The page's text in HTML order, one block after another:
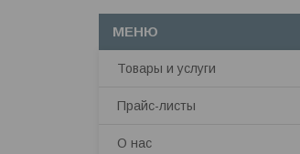
Товары и услуги
Прайс-листы
О нас